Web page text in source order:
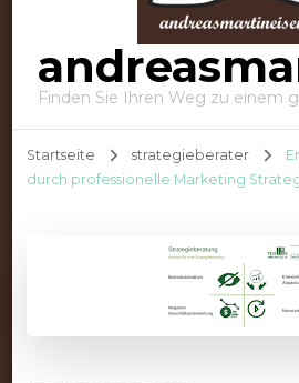
Finden Sie Ihren Weg zu einem
Startseite strategieberater
durch professionelle Marketing